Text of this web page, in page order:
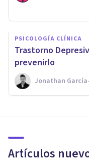
PSICOLOGÍA CLÍNICA
​Trastorno
prevenirlo
Jonathan
Artículos